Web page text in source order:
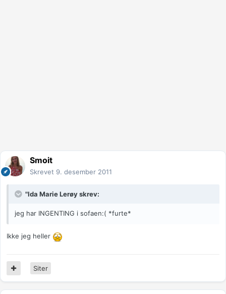
Smoit
Skrevet 9. desember 2011
"Ida Marie Lerøy skrev:
jeg har INGENTING i sofaen:( *furte*
Ikke jeg heller
Siter